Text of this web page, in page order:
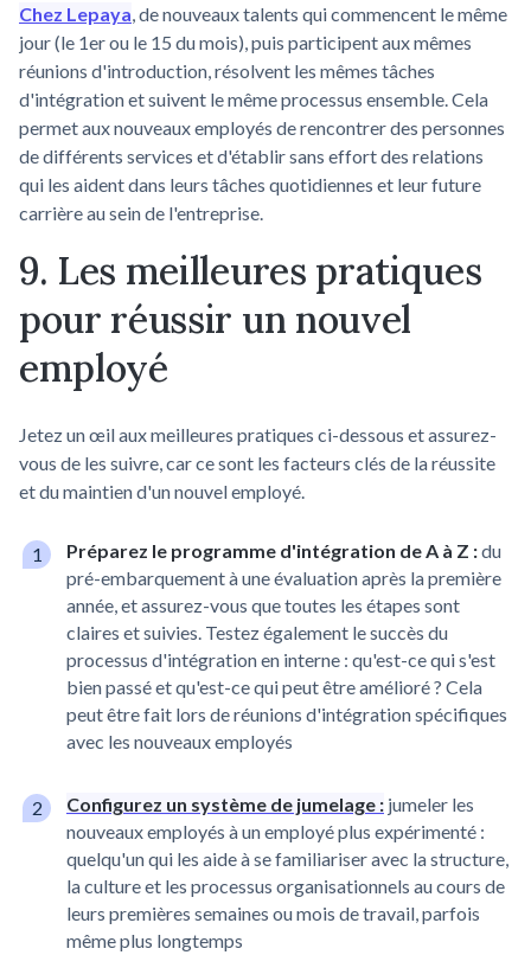
Chez Lepaya, de nouveaux talents qui commencent le même
jour (le 1er ou le 15 du mois), puis participent aux mêmes
réunions d'introduction, résolvent les mêmes tâches
d'intégration et suivent le même processus ensemble. Cela
permet aux nouveaux employés de rencontrer des personnes
de différents services et d'établir sans effort des relations
qui les aident dans leurs tâches quotidiennes et leur future
carrière au sein de l'entreprise.
9. Les meilleures pratiques
pour réussir un nouvel
employé
Jetez un œil aux meilleures pratiques ci-dessous et assurez-
vous de les suivre, car ce sont les facteurs clés de la réussite
et du maintien d'un nouvel employé.
Préparez le programme d'intégration de A à Z :du
pré-embarquement à une évaluation après la première
année, et assurez-vous que toutes les étapes sont
claires et suivies. Testez également le succès du
processus d'intégration en interne : qu'est-ce qui s'est
bien passé et qu'est-ce qui peut être amélioré ? Cela
peut être fait lors de réunions d'intégration spécifiques
avec les nouveaux employés
Configurez un système de jumelage : jumeler les
nouveaux employés à un employé plus expérimenté :
quelqu'un qui les aide à se familiariser avec la structure,
la culture et les processus organisationnels au cours de
leurs premières semaines ou mois de travail, parfois
même plus longtemps